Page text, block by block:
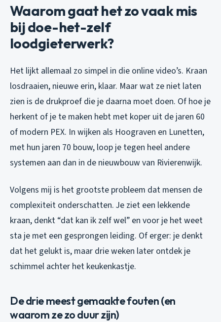
Waarom gaat het zo vaak mis
bij doe-het-zelf
loodgieterwerk?
Het lijkt allemaal zo simpel in die online video’s. Kraan
losdraaien, nieuwe erin, klaar. Maar wat ze niet laten
zien is de drukproef die je daarna moet doen. Of hoe je
herkent of je te maken hebt met koper uit de jaren 60
of modern PEX. In wijken als Hoograven en Lunetten,
met hun jaren 70 bouw, loop je tegen heel andere
systemen aan dan in de nieuwbouw van Rivierenwijk.
Volgens mij is het grootste probleem dat mensen de
complexiteit onderschatten. Je ziet een lekkende
kraan, denkt “dat kan ik zelf wel” en voor je het weet
sta je met een gesprongen leiding. Of erger: je denkt
dat het gelukt is, maar drie weken later ontdek je
schimmel achter het keukenkastje.
De drie meest gemaakte fouten (en
waarom ze zo duur zijn)